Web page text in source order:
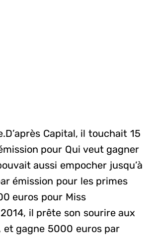
Capital, il touchait 15
pour Qui veut gagner
aussi empocher jusqu’à
émission pour les primes
euros pour Miss
il prête son sourire aux
et gagne 5000 euros par